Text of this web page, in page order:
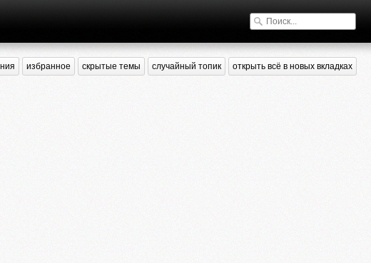
избранное скрытые темы случайный топик открыть всё в новых вкладках